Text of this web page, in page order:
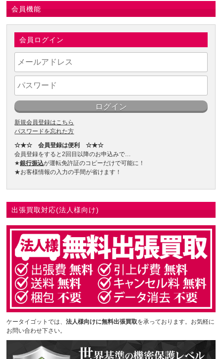
会員機能
会員ログイン
新規会員登録はこちら
パスワードを忘れた方
☆★☆ 会員登録は便利 ☆★☆
会員登録をすると2回目以降のお申込みで…
★銀行振込が運転免許証のコピーだけで可能に！
★お客様情報の入力の手間が省けます！
出張買取対応(法人様向け)
ケータイゴットでは、法人様向けに無料出張買取を承っております。お気軽に
お問い合わせ下さい。